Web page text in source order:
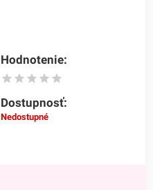
Hodnotenie:
Dostupnosť:
Nedostupné